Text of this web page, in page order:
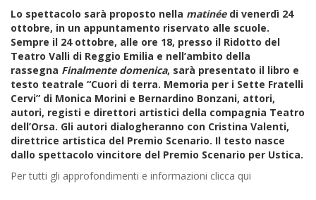
Lo spettacolo sarà proposto nella matinéedi venerdì 24
ottobre, in un appuntamento riservato alle scuole.
Sempre il 24 ottobre, alle ore 18, presso il Ridotto del
Teatro Valli di Reggio Emilia e nell’ambito della
rassegna Finalmente domenica, sarà presentato il libro e
testo teatrale “Cuori di terra. Memoria per i Sette Fratelli
Cervi” di Monica Morini e Bernardino Bonzani, attori,
autori, registi e direttori artistici della compagnia Teatro
dell’Orsa. Gli autori dialogheranno con Cristina Valenti,
direttrice artistica del Premio Scenario. Il testo nasce
dallo spettacolo vincitore del Premio Scenario per Ustica.
Per tutti gli approfondimenti e informazioni clicca qui